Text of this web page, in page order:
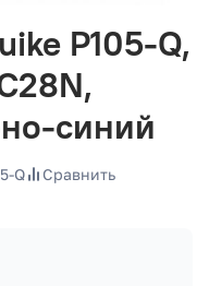
P105-Q,
синий
Q
Сравнить